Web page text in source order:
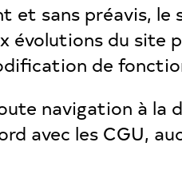
et sans préavis, le
évolutions du site
de
navigation à la
avec les CGU,